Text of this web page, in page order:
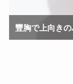
豐胸で上向き